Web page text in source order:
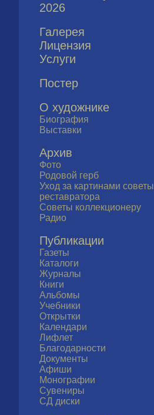
2026
Галерея
Лицензия
Услуги
Постер
О художнике
Биография
Выставки
Архив
Фото
Родовой герб
Уход за картинами советы
реставратора
Советы коллекционеру
Радио
Публикации
Газеты
Каталоги
Журналы
Книги
Альбомы
Учебники
Открытки
Календари
Лифлет
Благодарности
Документы
Афиши
Монографии
Сувениры
СД диски